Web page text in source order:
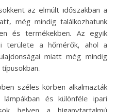
az elmúlt időszakban a
még mindig találkozhatunk
és termékekben. Az egyik
területe a hőmérők, ahol a
miatt még mindig
széles körben alkalmazták
lámpákban és különféle ipari